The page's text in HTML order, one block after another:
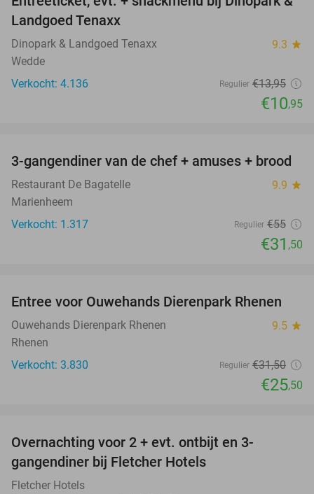
22%
Landgoed Tenaxx
Dinopark & Landgoed Tenaxx 9.3 star
Wedde
Verkocht: 4.136
Regulier €13,95
€10,95
43%
3-gangendiner van de chef + amuses + brood
Restaurant De Bagatelle 9.9 star
Marienheem
Verkocht: 1.317
Regulier €55
€31 ,50
19%
Entree voor Ouwehands Dierenpark Rhenen
Ouwehands Dierenpark Rhenen 9.5 star
Rhenen
Verkocht: 3.830
Regulier €31,50
€25,50
Overnachting voor 2 + evt. ontbijt en 3-
gangendiner bij Fletcher Hotels
Fletcher Hotels